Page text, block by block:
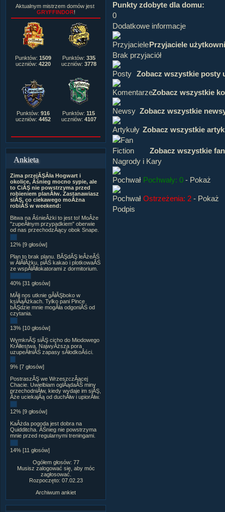
Aktualnym mistrzem domów jest
GRYFFINDOR!
Punktów: 1509
uczniów: 4220
Punktów: 335
uczniów: 3778
Punktów: 916
uczniów: 4452
Punktów: 115
uczniów: 4107
Ankieta
Zima przejĂŞÂła Hogwart i
okolice, Âśnieg mocno sypie, ale
to CiĂŞ nie powstrzyma przed
robieniem planĂłw. Zastanawiasz
siĂŞ, co ciekawego moÂżna
robiĂŚ w weekend:
Bitwa na ÂśnieÂżki to jest to! MoÂże
"zupeÂłnym przypadkiem" oberwie
od nas przechodzÂący obok Snape.
12% [9 głosów]
Plan to brak planu. BĂŞdĂŞ leÂżeĂŚ
w ÂłĂłÂżku, piĂŚ kakao i plotkowaĂŚ
ze wspĂłÂłlokatorami z dormitorium.
40% [31 głosów]
MĂłj nos utknie gÂłĂŞboko w
ksiÂąÂżkach. Tylko pani Pince
bĂŞdzie mnie mogÂła odgoniĂŚ od
czytania.
13% [10 głosów]
WymknĂŞ siĂŞ cicho do Miodowego
KrĂłlestwa. NajwyÂższa pora
uzupeÂłniĂŚ zapasy sÂłodkoÂści.
9% [7 głosów]
PostraszĂŞ we WrzeszczÂącej
Chacie. Uwielbiam oglÂądaĂŚ miny
przechodniĂłw, kiedy wydaje im siĂŞ,
Âże uciekajÂą od duchĂłw i upiorĂłw.
12% [9 głosów]
KaÂżda pogoda jest dobra na
Quidditcha. ÂŚnieg nie powstrzyma
mnie przed regularnymi treningami.
14% [11 głosów]
Ogółem głosów: 77
Musisz zalogować się, aby móc
zagłosować.
Rozpoczęto: 07.02.23
Archiwum ankiet
Punkty zdobyte dla domu:
0
Dodatkowe informacje
Przyjaciele
Brak przyjaciół
Zobacz wszystkie posty
Zobacz wszystkie
Zobacz wszystkie
Zobacz wszystkie
Zobacz wszystkie
Nagrody i Kary
Pochwały: 0- Pokaż
Ostrzeżenia: 2- Pokaż
Podpis